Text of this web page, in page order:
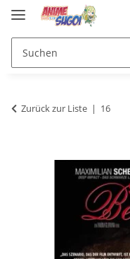
Zurück zur Liste 16